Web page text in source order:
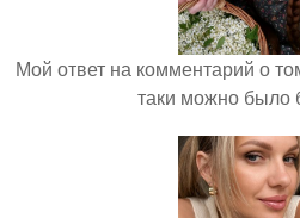
Мой ответ на комментарий о
таки можно было